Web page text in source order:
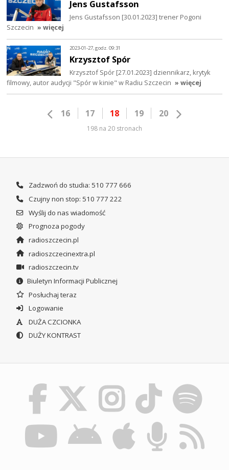
Jens Gustafsson
Jens Gustafsson [30.01.2023] trener Pogoni
Szczecin » więcej
2023-01-27, godz. 09:31
Krzysztof Spór
Krzysztof Spór [27.01.2023] dziennikarz, krytyk
filmowy, autor audycji "Spór w kinie" w Radiu Szczecin » więcej
16 17 18 19 20
198 na 20 stronach
Zadzwoń do studia: 510 777 666
Czujny non stop: 510 777 222
Wyślij do nas wiadomość
Prognoza pogody
radioszczecin.pl
radioszczecinextra.pl
radioszczecin.tv
Biuletyn Informacji Publicznej
Posłuchaj teraz
Logowanie
DUŻA CZCIONKA
DUŻY KONTRAST